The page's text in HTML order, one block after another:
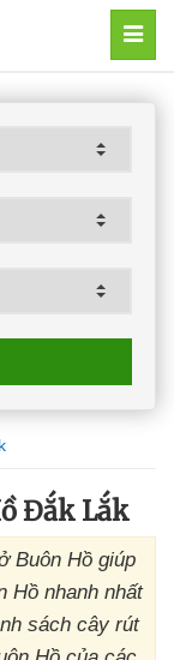
Đắk Lắk
Buôn Hồ giúp
Hồ nhanh nhất
sách cây rút